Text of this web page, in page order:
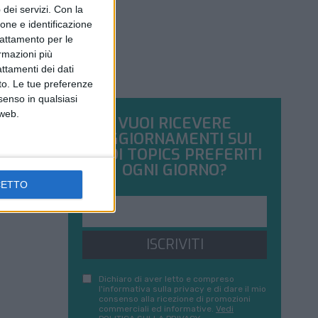
servizi. Con la
e identificazione
per le
più
dei dati
Le tue preferenze
in qualsiasi
VUOI RICEVERE
AGGIORNAMENTI SUI
TUOI TOPICS PREFERITI
OGNI GIORNO?
ISCRIVITI
Dichiaro di aver letto e compreso
l'informativa sulla privacy e di dare il mio
consenso alla ricezione di promozioni
commerciali ed informative. Vedi